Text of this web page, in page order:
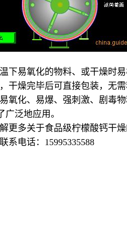
下易氧化的物料、或干燥时
干燥完毕后可直接包装，无
氧化、易爆、强刺激、剧毒
泛地应用。
更多关于食品级柠檬酸钙干
系电话： 15995335588